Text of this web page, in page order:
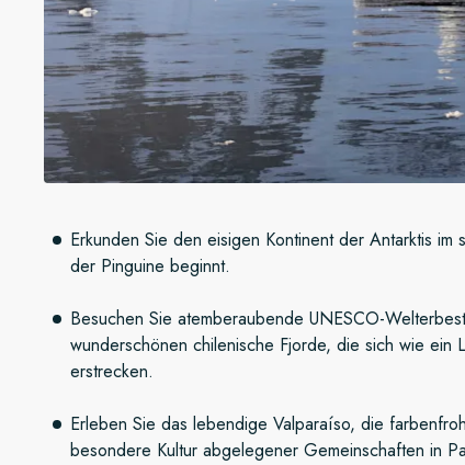
Erkunden Sie den eisigen Kontinent der Antarktis
der Pinguine beginnt.
Besuchen Sie atemberaubende UNESCO-
wunderschönen chilenische Fjorde, die sich wie ein
erstrecken.
Erleben Sie das lebendige Valparaíso, die
besondere Kultur abgelegener Gemeinschaften in